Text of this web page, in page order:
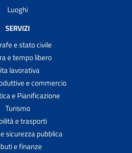
Luoghi
SERVIZI
e stato civile
e tempo libero
lavorativa
e commercio
e Pianificazione
Turismo
e trasporti
sicurezza pubblica
e finanze